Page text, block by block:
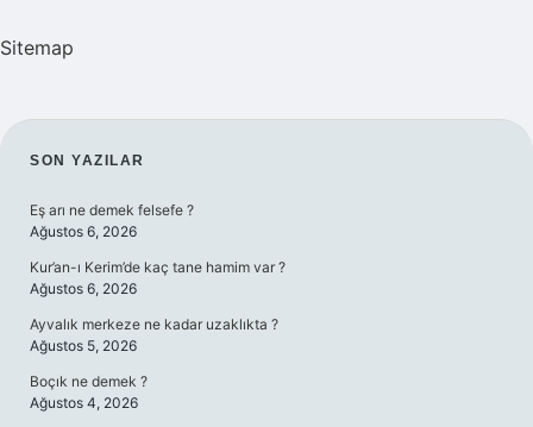
Sitemap
SIDEBAR
SON YAZILAR
Eş arı ne demek felsefe ?
Ağustos 6, 2026
Kur’an-ı Kerim’de kaç tane hamim var ?
Ağustos 6, 2026
Ayvalık merkeze ne kadar uzaklıkta ?
Ağustos 5, 2026
Boçık ne demek ?
Ağustos 4, 2026